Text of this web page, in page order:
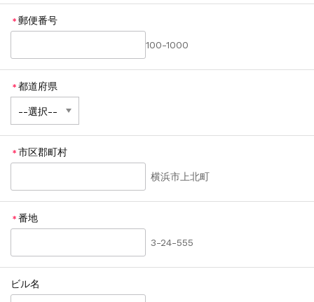
＊ 郵便番号
100-1000
＊ 都道府県
＊ 市区郡町村
横浜市上北町
＊ 番地
3-24-555
ビル名